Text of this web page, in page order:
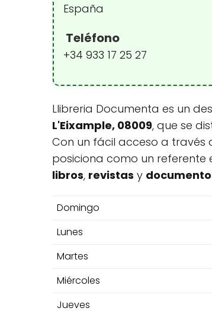
España
Teléfono
+34 933 17 25 27
Llibreria Documenta es un
L'Eixample, 08009, que se
Con un fácil acceso a través
posiciona como un referente
libros, revistas y
Domingo
Lunes
Martes
Miércoles
Jueves